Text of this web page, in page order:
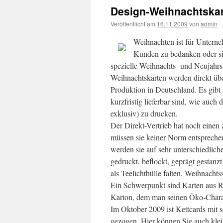
Design-
Veröffentlicht am 16.11.2009 von admin
Weihnachten ist für
Kunden zu bedanken oder
spezielle Weihnachts- und
Weihnachtskarten werden direkt
Produktion in Deutschland. Es
kurzfristig lieferbar sind, wie auch
exklusiv) zu drucken.
Der Direkt-Vertrieb hat noch
müssen sie keiner Norm
werden sie auf sehr
gedruckt, beflockt, geprägt
als Teelichthülle falten,
Ein Schwerpunkt sind Karten aus
Karton, dem man seinen Öko-
Im Oktober 2009 ist Kettcards mit
gezogen. Hier können Sie auch